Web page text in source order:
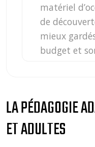
matériel
de
mieux
budget et
LA PÉDAGOGIE
ET ADULTES